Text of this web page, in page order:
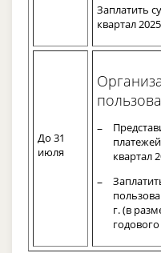
Заплатить
квартал
До 31
июля
квартал
г. (в